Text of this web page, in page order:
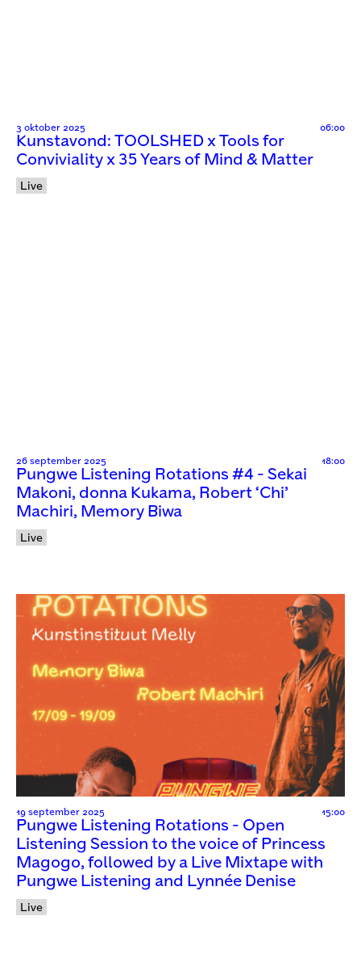
3 oktober 2025 06:00
Kunstavond: TOOLSHED x Tools for
Conviviality x 35 Years of Mind & Matter
Live
26 september 2025 18:00
Pungwe Listening Rotations #4 - Sekai
Makoni, donna Kukama, Robert ‘Chi’
Machiri, Memory Biwa
Live
19 september 2025 15:00
Pungwe Listening Rotations - Open
Listening Session to the voice of Princess
Magogo, followed by a Live Mixtape with
Pungwe Listening and Lynnée Denise
Live